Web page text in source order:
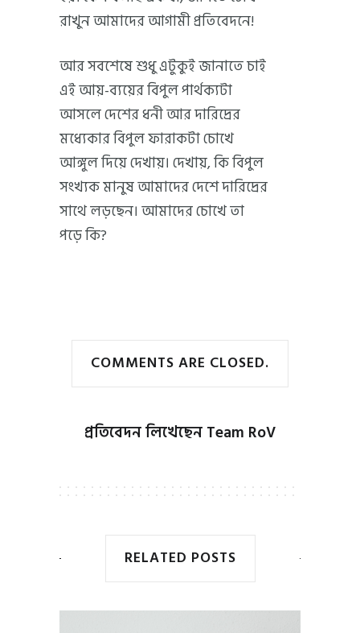
রাখুন আমাদের আগামী প্রতিবেদনে!
আর সবশেষে শুধু এটুকুই জানাতে চাই
এই আয়-ব্যয়ের বিপুল পার্থক্যটা
আসলে দেশের ধনী আর দারিদ্রের
মধ্যেকার বিপুল ফারাকটা চোখে
আঙ্গুল দিয়ে দেখায়। দেখায়, কি বিপুল
সংখ্যক মানুষ আমাদের দেশে দারিদ্রের
সাথে লড়ছেন। আমাদের চোখে তা
পড়ে কি?
COMMENTS ARE CLOSED.
প্রতিবেদন লিখেছেনTeam RoV
RELATED POSTS